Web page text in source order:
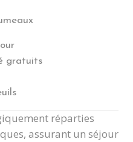
gratuits
réparties
assurant un séjour